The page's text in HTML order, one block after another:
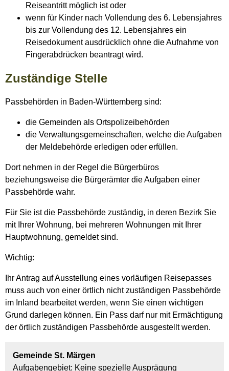
Reiseantritt möglich ist oder
wenn für Kinder nach Vollendung des 6. Lebensjahres
bis zur Vollendung des 12. Lebensjahres ein
Reisedokument ausdrücklich ohne die Aufnahme von
Fingerabdrücken beantragt wird.
Zuständige Stelle
Passbehörden in Baden-Württemberg sind:
die Gemeinden als Ortspolizeibehörden
die Verwaltungsgemeinschaften, welche die Aufgaben
der Meldebehörde erledigen oder erfüllen.
Dort nehmen in der Regel die Bürgerbüros
beziehungsweise die Bürgerämter die Aufgaben einer
Passbehörde wahr.
Für Sie ist die Passbehörde zuständig, in deren Bezirk Sie
mit Ihrer Wohnung, bei mehreren Wohnungen mit Ihrer
Hauptwohnung, gemeldet sind.
Wichtig:
Ihr Antrag auf Ausstellung eines vorläufigen Reisepasses
muss auch von einer örtlich nicht zuständigen Passbehörde
im Inland bearbeitet werden, wenn Sie einen wichtigen
Grund darlegen können. Ein Pass darf nur mit Ermächtigung
der örtlich zuständigen Passbehörde ausgestellt werden.
Gemeinde St. Märgen
Aufgabengebiet: Keine spezielle Ausprägung